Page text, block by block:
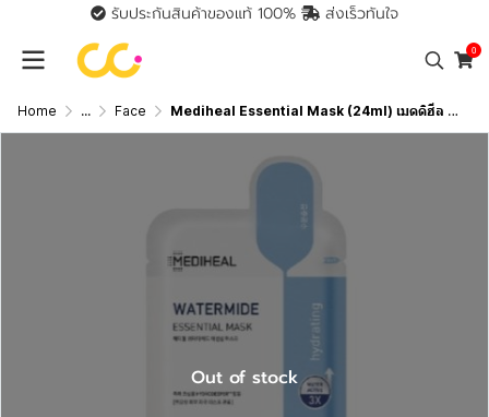
รับประกันสินค้าของแท้ 100% ส่งเร็วทันใจ
0
Home ... Face Mediheal Essential Mask (24ml) เมดดิฮีล เอสเซนเชียล มาสก์
Out of stock